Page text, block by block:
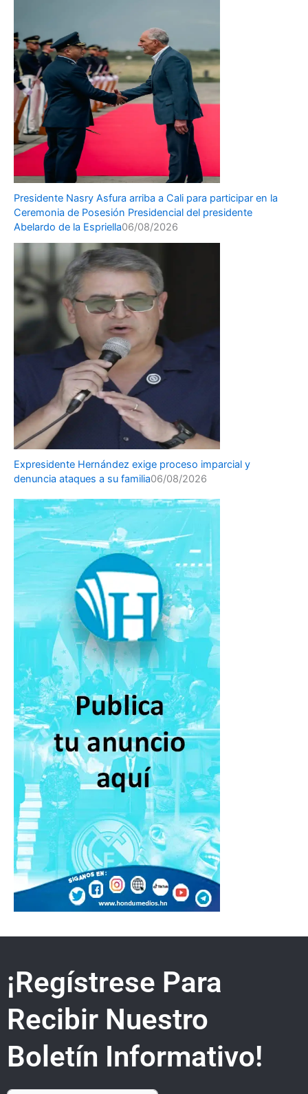
Presidente Nasry Asfura arriba a Cali para participar en la
Ceremonia de Posesión Presidencial del presidente
Abelardo de la Espriella06/08/2026
Expresidente Hernández exige proceso imparcial y
denuncia ataques a su familia06/08/2026
¡Regístrese Para
Recibir Nuestro
Boletín Informativo!